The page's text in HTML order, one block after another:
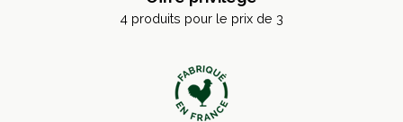
4 produits pour le prix de 3